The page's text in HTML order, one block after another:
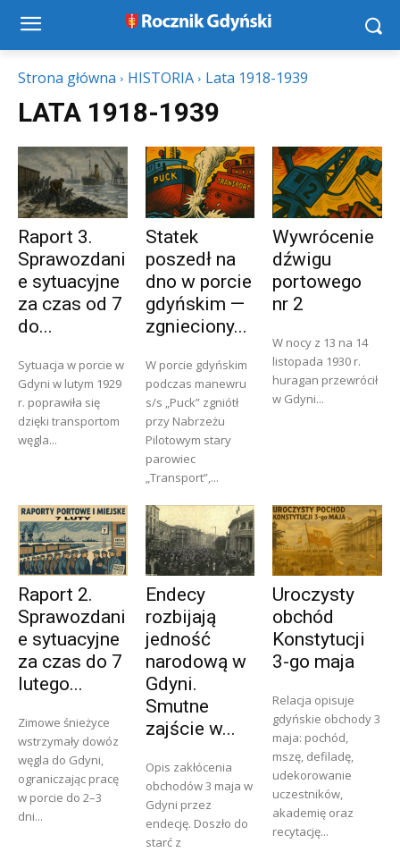
Strona główna HISTORIA Lata 1918-1939
LATA 1918-1939
Raport 3.
Sprawozdani
e sytuacyjne
za czas od 7
do...
Sytuacja w porcie w
Gdyni w lutym 1929
r. poprawiła się
dzięki transportom
węgla...
Statek
poszedł na
dno w porcie
gdyńskim —
zgnieciony...
W porcie gdyńskim
podczas manewru
s/s „Puck” zgniótł
przy Nabrzeżu
Pilotowym stary
parowiec
„Transport”,...
Wywrócenie
dźwigu
portowego
nr 2
W nocy z 13 na 14
listopada 1930 r.
huragan przewrócił
w Gdyni...
Raport 2.
Sprawozdani
e sytuacyjne
za czas do 7
lutego...
Zimowe śnieżyce
wstrzymały dowóz
węgla do Gdyni,
ograniczając pracę
w porcie do 2–3
dni...
Endecy
rozbijają
jedność
narodową w
Gdyni.
Smutne
zajście w...
Opis zakłócenia
obchodów 3 maja w
Gdyni przez
endecję. Doszło do
starć z
Uroczysty
obchód
Konstytucji
3-go maja
Relacja opisuje
gdyńskie obchody 3
maja: pochód,
mszę, defiladę,
udekorowanie
uczestników,
akademię oraz
recytację...